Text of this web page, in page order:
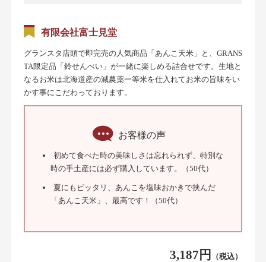
有限会社富士見堂
グランスタ店頭で即完売の人気商品「あんこ天米」と、GRANS
TA限定品「鈴せんべい」が一緒に楽しめる詰合せです。生地と
なるお米は北海道産の減農薬一等米を仕入れてお米の旨味をい
かす事にこだわっております。
お客様の声
初めて食べた時の美味しさは忘れられず、特別な
時の手土産には必ず購入しています。（50代）
夏にもピッタリ、あんこを塩味おかきで挟んだ
「あんこ天米」、最高です！（50代）
3,187円 （税込）